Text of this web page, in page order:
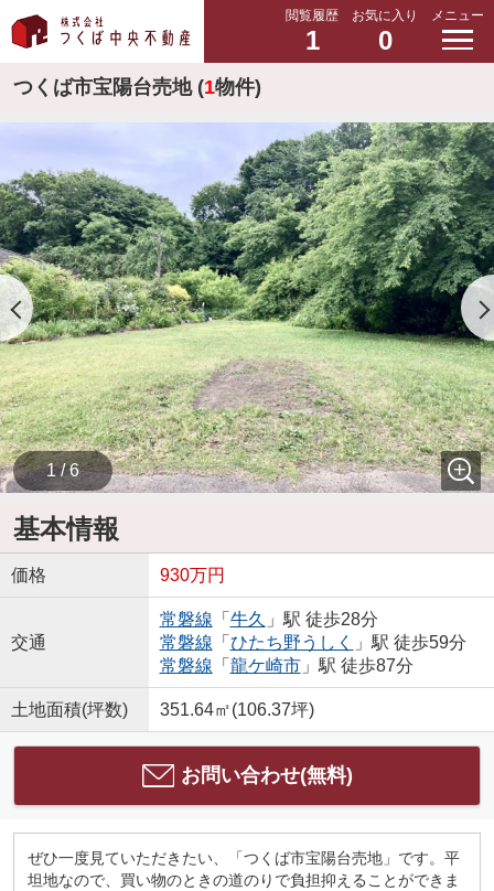
閲覧履歴
1
お気に入り
0
メニュー
つくば市宝陽台売地 (1物件)
1 / 6
基本情報
価格 930万円
交通
常磐線 「 牛久 」駅 徒歩28分
常磐線 「 ひたち野うしく
」駅 徒歩59分
常磐線 「 龍ケ崎市」駅 徒歩87分
土地面積(坪数) 351.64㎡(106.37坪)
お問い合わせ(無料)
ぜひ一度見ていただきたい、「つくば市宝陽台売地」です。平
坦地なので、買い物のときの道のりで負担抑えることができま